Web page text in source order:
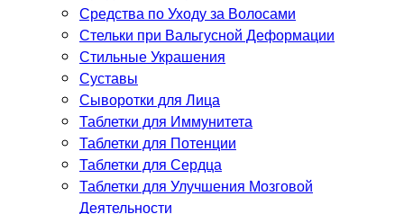
Средства по Уходу за Волосами
Стельки при Вальгусной Деформации
Стильные Украшения
Суставы
Сыворотки для Лица
Таблетки для Иммунитета
Таблетки для Потенции
Таблетки для Сердца
Таблетки для Улучшения Мозговой
Деятельности